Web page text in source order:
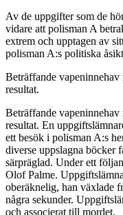
Av de uppgifter som de
vidare att polisman A
extrem och upptagen av
polisman A:s politiska
Beträffande
resultat.
Beträffande
resultat. En
ett besök i polisman A:s
diverse uppslagna böcker
särpräglad. Under ett
Olof Palme.
oberäknelig, han växlade
några sekunder.
och associerat till mordet.